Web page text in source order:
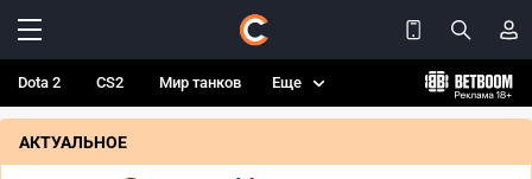
Dota 2 CS2 Мир танков Еще
АКТУАЛЬНОЕ